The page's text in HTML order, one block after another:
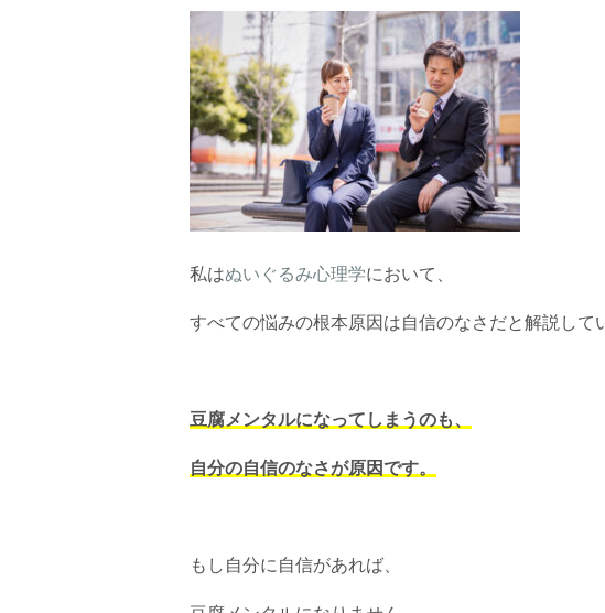
私はぬいぐるみ心理学において、
すべての悩みの根本原因は自信のなさだと解説して
豆腐メンタルになってしまうのも、
自分の自信のなさが原因です。
もし自分に自信があれば、